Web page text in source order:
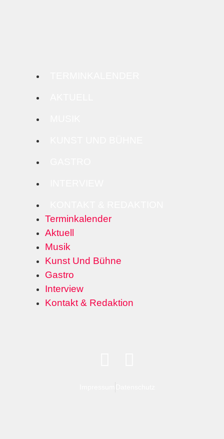
Terminkalender
Aktuell
Musik
Kunst Und Bühne
Gastro
Interview
Kontakt & Redaktion